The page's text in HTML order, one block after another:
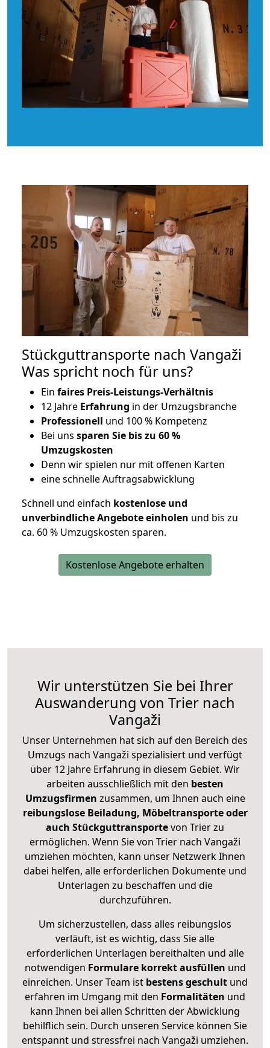
Stückguttransporte nach Vangaži
Was spricht noch für uns?
Ein faires Preis-Leistungs-Verhältnis
12 Jahre Erfahrung in der Umzugsbranche
Professionell und 100 % Kompetenz
Bei uns sparen Sie bis zu 60 %
Umzugskosten
Denn wir spielen nur mit offenen Karten
eine schnelle Auftragsabwicklung
Schnell und einfach kostenlose und
unverbindliche Angebote einholen und bis zu
ca. 60 % Umzugskosten sparen.
Kostenlose Angebote erhalten
Wir unterstützen Sie bei Ihrer
Auswanderung von Trier nach
Vangaži
Unser Unternehmen hat sich auf den Bereich des
Umzugs nach Vangaži spezialisiert und verfügt
über 12 Jahre Erfahrung in diesem Gebiet. Wir
arbeiten ausschließlich mit den besten
Umzugsfirmen zusammen, um Ihnen auch eine
reibungslose Beiladung, Möbeltransporte oder
auch Stückguttransportevon Trier zu
ermöglichen. Wenn Sie von Trier nach Vangaži
umziehen möchten, kann unser Netzwerk Ihnen
dabei helfen, alle erforderlichen Dokumente und
Unterlagen zu beschaffen und die
durchzuführen.
Um sicherzustellen, dass alles reibungslos
verläuft, ist es wichtig, dass Sie alle
erforderlichen Unterlagen bereithalten und alle
notwendigen Formulare korrekt ausfüllen und
einreichen. Unser Team ist bestens geschult und
erfahren im Umgang mit den Formalitäten und
kann Ihnen bei allen Schritten der Abwicklung
behilflich sein. Durch unseren Service können Sie
entspannt und stressfrei nach Vangaži umziehen.